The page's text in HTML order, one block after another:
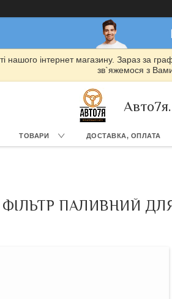
нашого інтернет магазину. Зараз за
зв`яжемося з
ТОВАРИ ДОСТАВКА, ОПЛАТА
ФІЛЬТР ПАЛИВНИЙ ДЛЯ